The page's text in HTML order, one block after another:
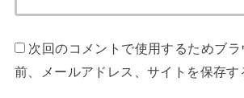
次回のコメントで使用するためブ
前、メールアドレス、サイトを保存す